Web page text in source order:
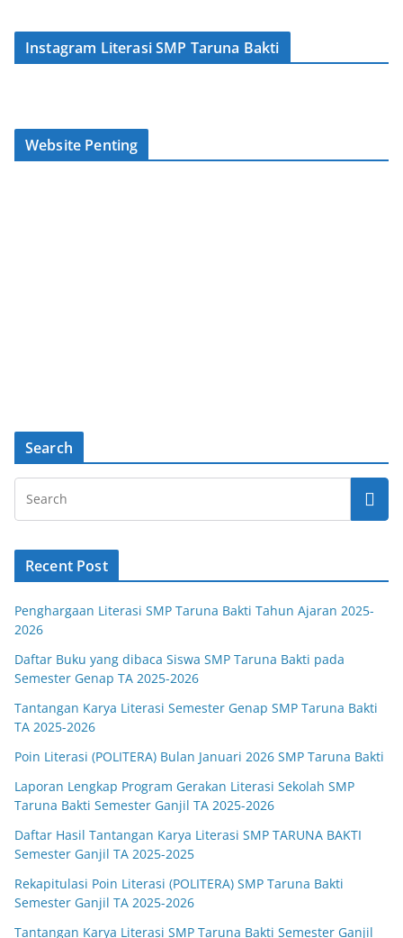
Instagram Literasi SMP Taruna Bakti
Website Penting
Search
Recent Post
Penghargaan Literasi SMP Taruna Bakti Tahun Ajaran 2025-
2026
Daftar Buku yang dibaca Siswa SMP Taruna Bakti pada
Semester Genap TA 2025-2026
Tantangan Karya Literasi Semester Genap SMP Taruna Bakti
TA 2025-2026
Poin Literasi (POLITERA) Bulan Januari 2026 SMP Taruna Bakti
Laporan Lengkap Program Gerakan Literasi Sekolah SMP
Taruna Bakti Semester Ganjil TA 2025-2026
Daftar Hasil Tantangan Karya Literasi SMP TARUNA BAKTI
Semester Ganjil TA 2025-2025
Rekapitulasi Poin Literasi (POLITERA) SMP Taruna Bakti
Semester Ganjil TA 2025-2026
Tantangan Karya Literasi SMP Taruna Bakti Semester Ganjil